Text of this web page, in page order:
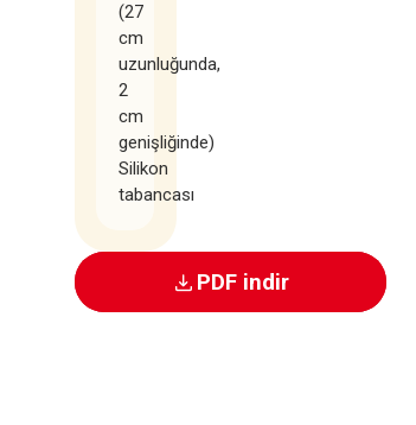
(27
cm
uzunluğunda,
2
cm
genişliğinde)
Silikon
tabancası
PDF indir